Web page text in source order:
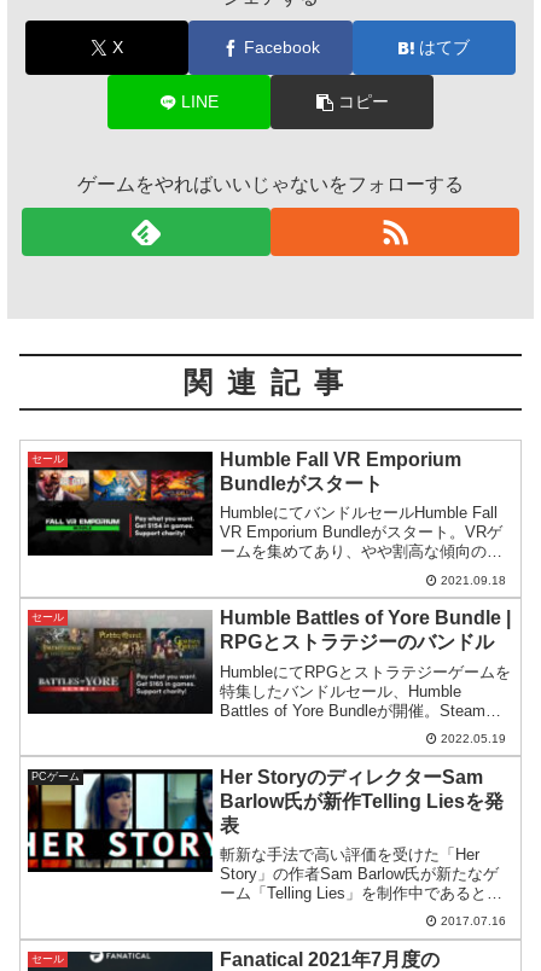
X Facebook はてブ
LINE コピー
ゲームをやればいいじゃないをフォローする
関連記事
セール
Humble Fall VR Emporium
Bundleがスタート
HumbleにてバンドルセールHumble Fall
VR Emporium Bundleがスタート。VRゲ
ームを集めてあり、やや割高な傾向のあ
るVRゲームソフトをまとめて安く手に入
れるチャンスとなっています。
2021.09.18
セール
Humble Battles of Yore Bundle |
RPGとストラテジーのバンドル
HumbleにてRPGとストラテジーゲームを
特集したバンドルセール、Humble
Battles of Yore Bundleが開催。Steamの
高評価ゲームが集められており、長時間
遊べるジャンルでもあるため費用対効果
が高そうなバンドルです。
2022.05.19
PCゲーム
Her StoryのディレクターSam
Barlow氏が新作Telling Liesを発
表
斬新な手法で高い評価を受けた「Her
Story」の作者Sam Barlow氏が新たなゲ
ーム「Telling Lies」を制作中であると
variety.comにて報道されています。概要
をかいつまんで要約すると Her Storyと同
じくイン...
2017.07.16
セール
Fanatical 2021年7月度の